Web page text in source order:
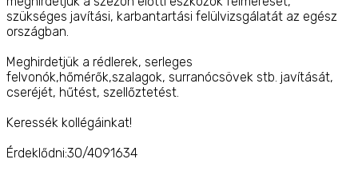
szükséges javítási, karbantartási felülvizsgálatát az egész
országban.
Meghirdetjük a rédlerek, serleges
felvonók,hőmérők,szalagok, surranócsövek stb. javítását,
cseréjét, hűtést, szellőztetést.
Keressék kollégáinkat!
Érdeklődni:30/4091634